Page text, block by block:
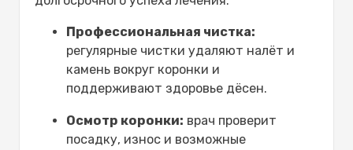
Профессиональная чистка:
регулярные чистки удаляют налёт и
камень вокруг коронки и
поддерживают здоровье дёсен.
Осмотр коронки: врач проверит
посадку, износ и возможные